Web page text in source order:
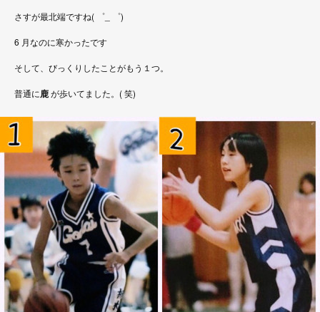
さすが最北端ですね( ゜_ ゜)
6 月なのに寒かったです
そして、びっくりしたことがもう１つ。
普通に鹿が歩いてました。( 笑)